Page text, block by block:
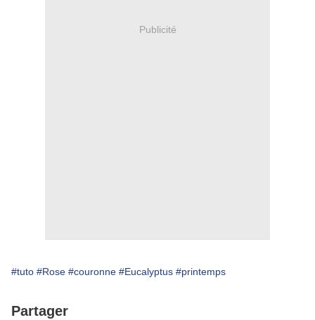
Publicité
#tuto #Rose #couronne #Eucalyptus #printemps
Partager